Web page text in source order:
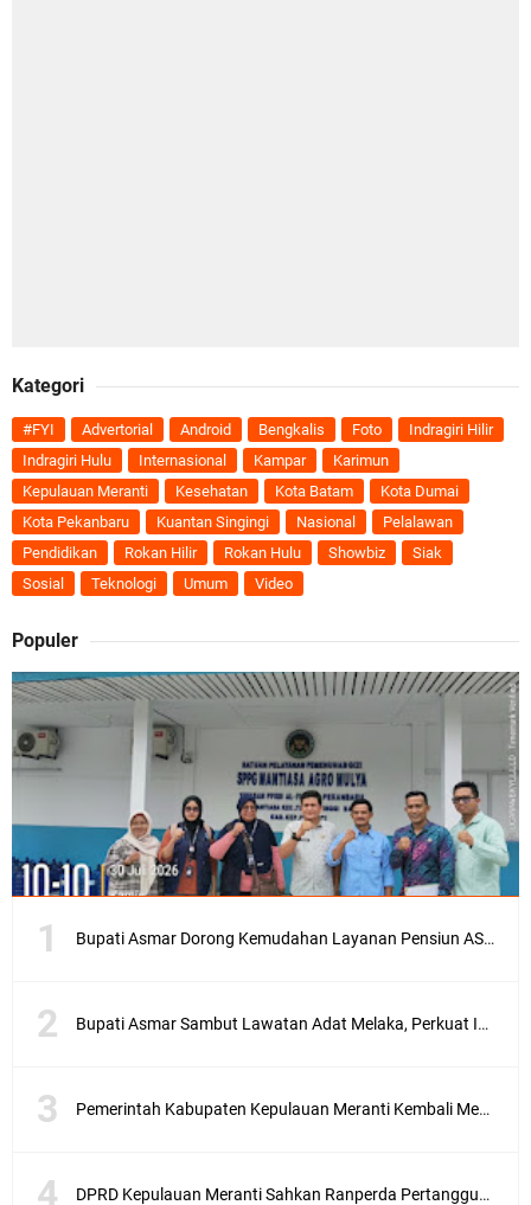
Kategori
#FYI Advertorial Android Bengkalis Foto
Indragiri Hilir
Indragiri Hulu
Internasional Kampar
Karimun
Kepulauan Meranti
Kesehatan Kota Batam
Kota Dumai
Kota Pekanbaru
Kuantan Singingi Nasional
Pelalawan
Pendidikan
Rokan Hilir Rokan Hulu Showbiz
Siak
Sosial
Teknologi Umum Video
Populer
Bupati Asmar Dorong Kemudahan Layanan Pensiun ASN melalui Sinergi dengan BRK Syariah
Bupati Asmar Sambut Lawatan Adat Melaka, Perkuat Ikatan Serumpun Indonesia–Malaysia di Kepulauan Meranti
Pemerintah Kabupaten Kepulauan Meranti Kembali Merombak 3 Pejabat Eselon III. A Serta III. B
DPRD Kepulauan Meranti Sahkan Ranperda Pertanggungjawaban APBD 2025, Pemkab Siap Tindaklanjuti 11 Rekomendasi Banggar